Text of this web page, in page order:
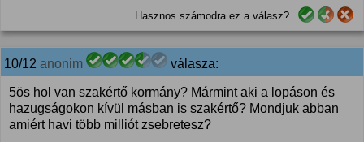
Hasznos számodra ez a válasz?
10/12 anonim válasza:
5ös hol van szakértő kormány? Mármint aki a lopáson és
hazugságokon kívül másban is szakértő? Mondjuk abban
amiért havi több milliót zsebretesz?